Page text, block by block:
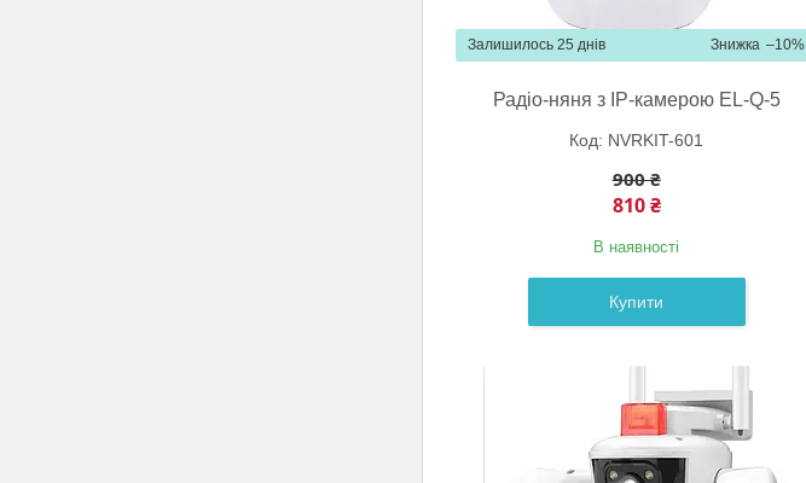
–10%
Залишилось 25 днів
Радіо-няня з IP-камерою EL-Q-5
NVRKIT-601
900 ₴
810 ₴
В наявності
Купити